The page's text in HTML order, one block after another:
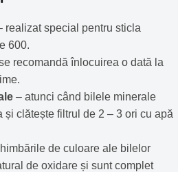
realizat special pentru sticla
600.
recomandă înlocuirea o dată la
– atunci când bilele minerale
și clătește filtrul de 2 – 3 ori cu apă
de culoare ale bilelor
de oxidare și sunt complet